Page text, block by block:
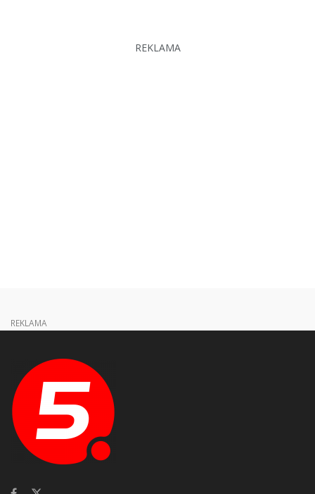
REKLAMA
REKLAMA